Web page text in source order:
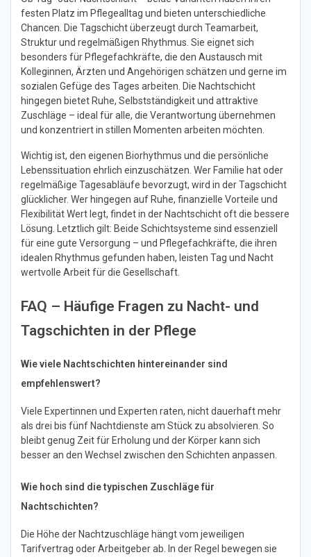
festen Platz im Pflegealltag und bieten unterschiedliche
Chancen. Die Tagschicht überzeugt durch Teamarbeit,
Struktur und regelmäßigen Rhythmus. Sie eignet sich
besonders für Pflegefachkräfte, die den Austausch mit
Kolleginnen, Ärzten und Angehörigen schätzen und gerne im
sozialen Gefüge des Tages arbeiten. Die Nachtschicht
hingegen bietet Ruhe, Selbstständigkeit und attraktive
Zuschläge – ideal für alle, die Verantwortung übernehmen
und konzentriert in stillen Momenten arbeiten möchten.
Wichtig ist, den eigenen Biorhythmus und die persönliche
Lebenssituation ehrlich einzuschätzen. Wer Familie hat oder
regelmäßige Tagesabläufe bevorzugt, wird in der Tagschicht
glücklicher. Wer hingegen auf Ruhe, finanzielle Vorteile und
Flexibilität Wert legt, findet in der Nachtschicht oft die bessere
Lösung. Letztlich gilt: Beide Schichtsysteme sind essenziell
für eine gute Versorgung – und Pflegefachkräfte, die ihren
idealen Rhythmus gefunden haben, leisten Tag und Nacht
wertvolle Arbeit für die Gesellschaft.
FAQ – Häufige Fragen zu Nacht- und
Tagschichten in der Pflege
Wie viele Nachtschichten hintereinander sind
empfehlenswert?
Viele Expertinnen und Experten raten, nicht dauerhaft mehr
als drei bis fünf Nachtdienste am Stück zu absolvieren. So
bleibt genug Zeit für Erholung und der Körper kann sich
besser an den Wechsel zwischen den Schichten anpassen.
Wie hoch sind die typischen Zuschläge für
Nachtschichten?
Die Höhe der Nachtzuschläge hängt vom jeweiligen
Tarifvertrag oder Arbeitgeber ab. In der Regel bewegen sie